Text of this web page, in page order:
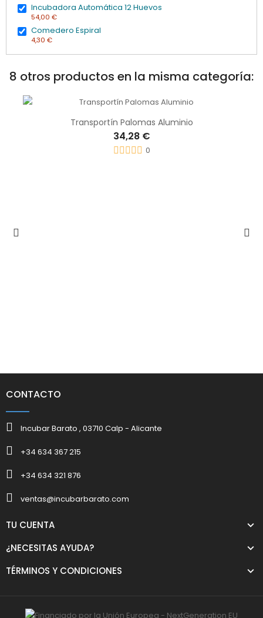
Incubadora Automática 12 Huevos
54,00 €
Comedero Espiral
4,30 €
8 otros productos en la misma categoría:
Transportín Palomas Aluminio
34,28 €
0
CONTACTO
Incubar Barato , 03710 Calp - Alicante
+34 634 367 215
+34 634 321 876
ventas@incubarbarato.com
TU CUENTA
¿NECESITAS AYUDA?
TÉRMINOS Y CONDICIONES